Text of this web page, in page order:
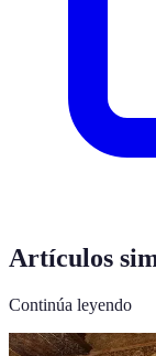
Artículos
Continúa leyendo